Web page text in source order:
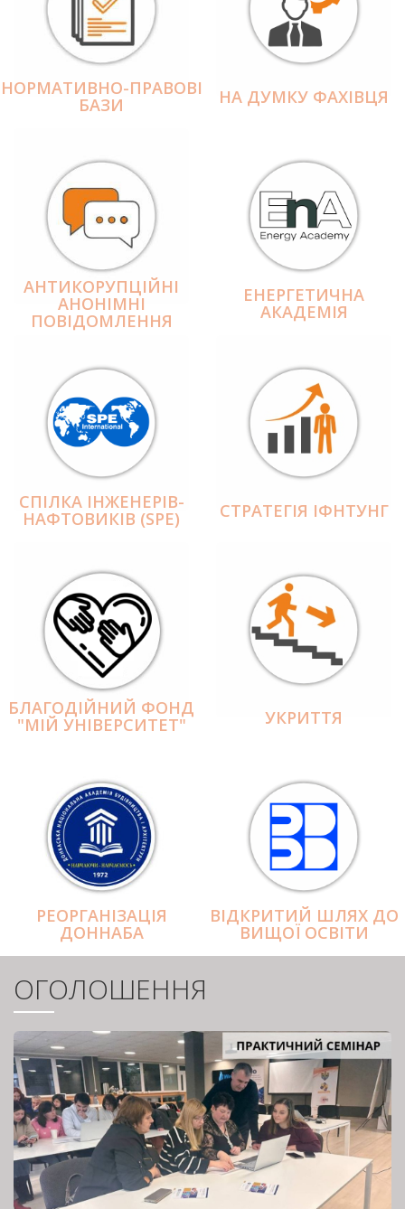
НОРМАТИВНО-ПРАВОВІ
БАЗИ НА ДУМКУ ФАХІВЦЯ
АНТИКОРУПЦІЙНІ
АНОНІМНІ
ПОВІДОМЛЕННЯ
ЕНЕРГЕТИЧНА
АКАДЕМІЯ
СПІЛКА ІНЖЕНЕРІВ-
НАФТОВИКІВ (SPE) СТРАТЕГІЯ ІФНТУНГ
БЛАГОДІЙНИЙ ФОНД
"МІЙ УНІВЕРСИТЕТ" УКРИТТЯ
РЕОРГАНІЗАЦІЯ
ДОННАБА
ВІДКРИТИЙ ШЛЯХ ДО
ВИЩОЇ ОСВІТИ
ОГОЛОШЕННЯ